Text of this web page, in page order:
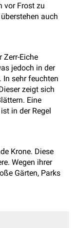
vor Frost zu
auch
Zerr-Eiche
jedoch in der
In sehr feuchten
zeigt sich
Eine
in der Regel
Krone. Diese
Wegen ihrer
Gärten, Parks